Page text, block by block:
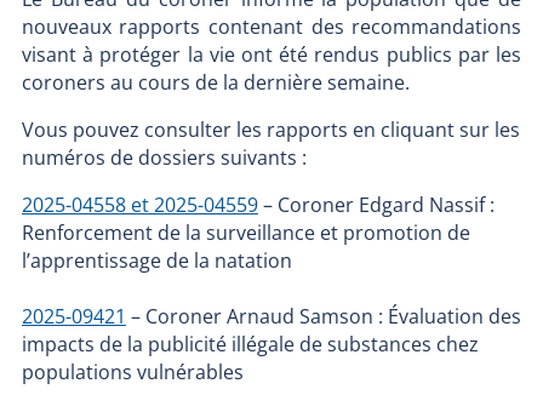
nouveaux rapports contenant des recommandations
visant à protéger la vie ont été rendus publics par les
coroners au cours de la dernière semaine.
Vous pouvez consulter les rapports en cliquant sur les
numéros de dossiers suivants :
2025-04558 et 2025-04559– Coroner Edgard Nassif :
Renforcement de la surveillance et promotion de
l’apprentissage de la natation
2025-09421 – Coroner Arnaud Samson : Évaluation des
impacts de la publicité illégale de substances chez
populations vulnérables